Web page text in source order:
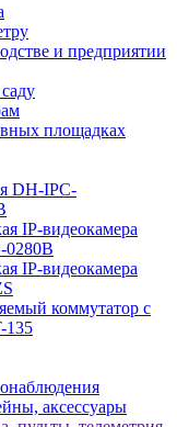
и предприятии
площадках
DH-IPC-
IP-видеокамера
0280B
IP-видеокамера
коммутатор с
135
аксессуары